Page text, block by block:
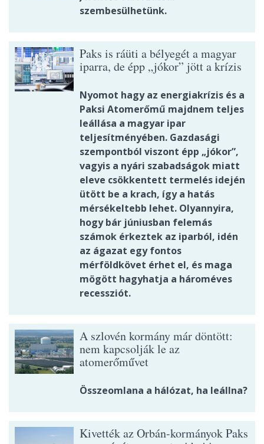
szembesülhetünk.
Paks is ráüti a bélyegét a magyar
iparra, de épp „jókor” jött a krízis
Nyomot hagy az energiakrízis és a
Paksi Atomerőmű majdnem teljes
leállása a magyar ipar
teljesítményében. Gazdasági
szempontból viszont épp „jókor”,
vagyis a nyári szabadságok miatt
eleve csökkentett termelés idején
ütött be a krach, így a hatás
mérsékeltebb lehet. Olyannyira,
hogy bár júniusban felemás
számok érkeztek az iparból, idén
az ágazat egy fontos
mérföldkövet érhet el, és maga
mögött hagyhatja a hároméves
recessziót.
A szlovén kormány már döntött:
nem kapcsolják le az
atomerőművet
Összeomlana a hálózat, ha leállna?
Kivették az Orbán-kormányok Paks